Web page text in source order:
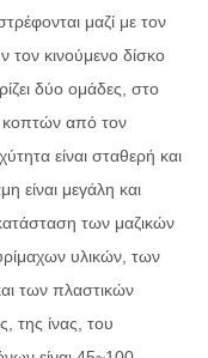
μαζί με τον
κινούμενο δίσκο
δύο ομάδες, στο
κοπτών από τον
είναι σταθερή και
είναι μεγάλη και
των μαζικών
υλικών, των
των πλαστικών
της ίνας, του